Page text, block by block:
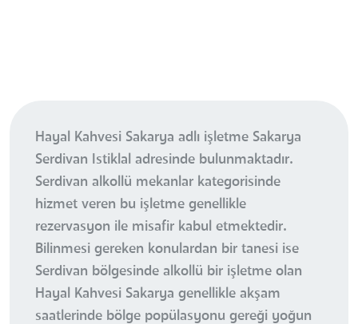
Hayal Kahvesi Sakarya adlı işletme Sakarya
Serdivan Istiklal adresinde bulunmaktadır.
Serdivan alkollü mekanlar kategorisinde
hizmet veren bu işletme genellikle
rezervasyon ile misafir kabul etmektedir.
Bilinmesi gereken konulardan bir tanesi ise
Serdivan bölgesinde alkollü bir işletme olan
Hayal Kahvesi Sakarya genellikle akşam
saatlerinde bölge popülasyonu gereği yoğun